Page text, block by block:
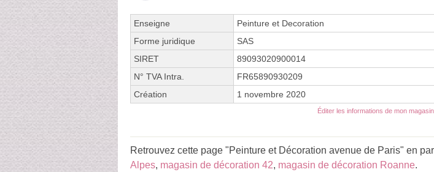
Enseigne
Peinture et Decoration
Forme juridique
SAS
SIRET
89093020900014
N° TVA Intra.
FR65890930209
Création
1 novembre 2020
Éditer les informations de mon
Retrouvez cette page "Peinture et Décoration avenue de Paris" en
Alpes, magasin de décoration 42, magasin de décoration Roanne.